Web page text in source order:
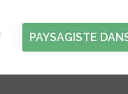
PAYSAGISTE